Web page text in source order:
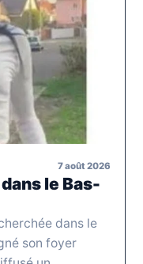
7 août 2026
le Bas-
dans le
son foyer